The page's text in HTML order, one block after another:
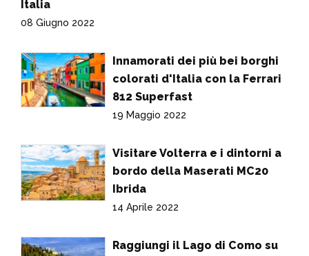
Italia
08 Giugno 2022
Innamorati dei più bei borghi
colorati d'Italia con la Ferrari
812 Superfast
19 Maggio 2022
Visitare Volterra e i dintorni a
bordo della Maserati MC20
Ibrida
14 Aprile 2022
Raggiungi il Lago di Como su